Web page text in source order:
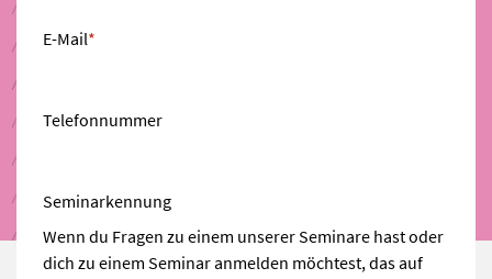
E-Mail*
Telefonnummer
Seminarkennung
Wenn du Fragen zu einem unserer Seminare hast oder
dich zu einem Seminar anmelden möchtest, das auf